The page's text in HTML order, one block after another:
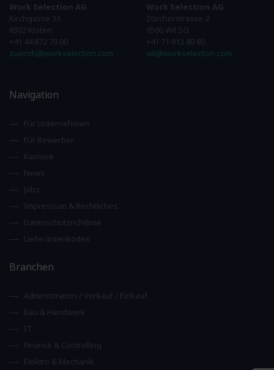
Work Selection AG
Kirchgasse 33
8302 Kloten
+41 44 872 70 00
zuerich@workselection.com
Work Selection AG
Zürcherstrasse 2
9500 Wil SG
+41 71 913 80 80
wil@workselection.com
Navigation
Für Unternehmen
Für Bewerber
Karriere
News
Jobs
Impressum & Rechtliches
Datenschutzrichtlinie
Lieferantenkodex
Branchen
Administration / Verkauf / Einkauf
Bau & Handwerk
IT
Finance & Controlling
Elektro & Mechanik